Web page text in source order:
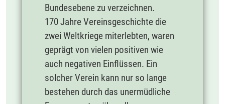
Bundesebene zu verzeichnen.
170 Jahre Vereinsgeschichte die
zwei Weltkriege miterlebten, waren
geprägt von vielen positiven wie
auch negativen Einflüssen. Ein
solcher Verein kann nur so lange
bestehen durch das unermüdliche